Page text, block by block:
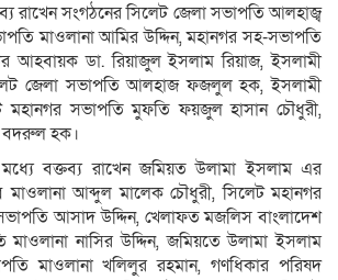
রাখেন সংগঠনের সিলেট জেলা সভাপতি আলহাজ্ব
মাওলানা আমির উদ্দিন, মহানগর সহ-সভাপতি
আহবায়ক ডা. রিয়াজুল ইসলাম রিয়াজ, ইসলামী
জেলা সভাপতি আলহাজ ফজলুল হক, ইসলামী
সভাপতি মুফতি ফয়জুল হাসান চৌধুরী,
বদরুল হক।
মধ্যে বক্তব্য রাখেন জমিয়ত উলামা ইসলাম এর
মাওলানা আব্দুল মালেক চৌধুরী, সিলেট মহানগর
আসাদ উদ্দিন, খেলাফত মজলিস বাংলাদেশ
নাসির উদ্দিন, জমিয়তে উলামা ইসলাম
মাওলানা খলিলুর রহমান, গণধিকার পরিষদ